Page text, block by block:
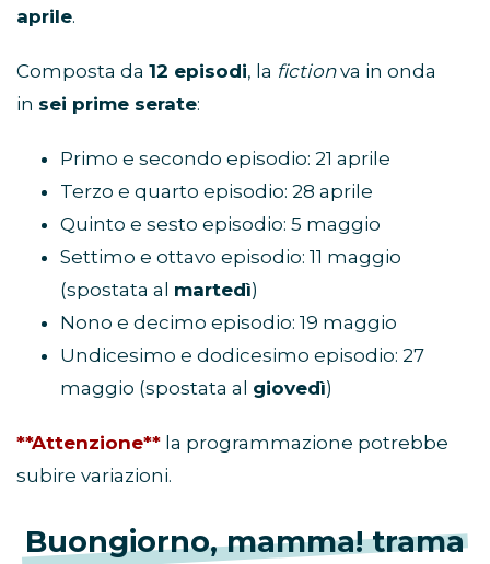
aprile.
Composta da 12 episodi, la fictionva in onda
in sei prime serate:
Primo e secondo episodio: 21 aprile
Terzo e quarto episodio: 28 aprile
Quinto e sesto episodio: 5 maggio
Settimo e ottavo episodio: 11 maggio
(spostata al martedì)
Nono e decimo episodio: 19 maggio
Undicesimo e dodicesimo episodio: 27
maggio (spostata al giovedì)
**Attenzione** la programmazione potrebbe
subire variazioni.
Buongiorno, mamma! trama